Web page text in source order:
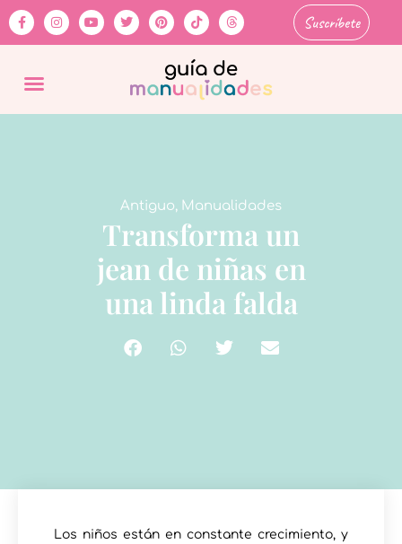
Suscríbete
Antiguo, Manualidades
Transforma un
jean de niñas en
una linda falda
Los niños están en constante crecimiento, y